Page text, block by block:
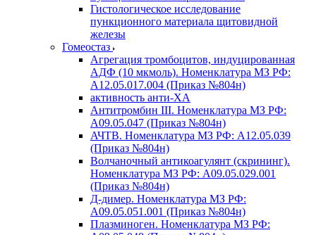
Гистологическое исследование
пункционного материала щитовидной
железы
Гомеостаз
Агрегация тромбоцитов, индуцированная
АДФ (10 мкмоль). Номенклатура МЗ РФ:
A12.05.017.004 (Приказ №804н)
активность анти-ХА
Антитромбин III. Номенклатура МЗ РФ:
A09.05.047 (Приказ №804н)
АЧТВ. Номенклатура МЗ РФ: A12.05.039
(Приказ №804н)
Волчаночный антикоагулянт (скрининг).
Номенклатура МЗ РФ: A09.05.029.001
(Приказ №804н)
Д-димер. Номенклатура МЗ РФ:
A09.05.051.001 (Приказ №804н)
Плазминоген. Номенклатура МЗ РФ: